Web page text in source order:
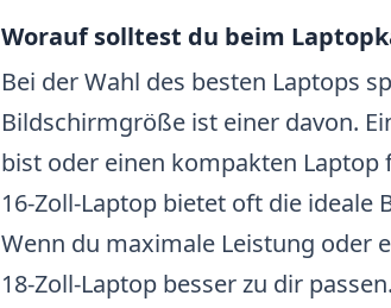
Worauf solltest du beim
Bei der Wahl des besten Laptops
Bildschirmgröße ist einer davon.
bist oder einen kompakten
16-Zoll-Laptop bietet oft die ideale
Wenn du maximale Leistung oder
18-Zoll-Laptop besser zu dir passen.